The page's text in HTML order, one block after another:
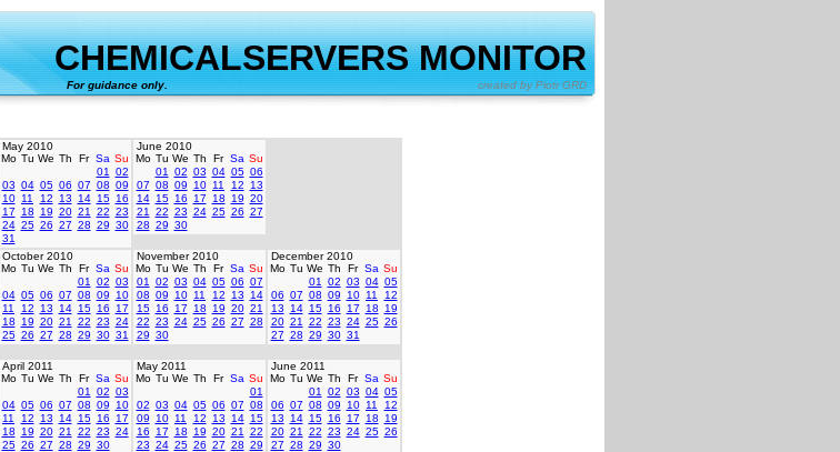
CHEMICALSERVERS MONITOR
For guidance only.created by Piotr GRD
May 2010
Mo Tu We Th Fr Sa Su
01
02
03 04 05 06 07 08 09
10 11 12 13 14 15 16
17
18 19 20 21 22 23
24 25 26 27 28 29 30
31
June 2010
Mo Tu We Th Fr Sa Su
01
02 03 04 05 06
07 08 09 10 11 12
13
14 15 16 17 18 19 20
21
22 23 24 25 26 27
28 29 30
October 2010
Mo Tu We Th Fr Sa Su
01
02 03
04 05 06 07 08 09
10
11
12 13 14 15 16
17
18
19 20 21 22 23 24
25 26 27 28 29 30 31
November 2010
Mo Tu We Th Fr Sa Su
01
02 03 04 05 06 07
08 09 10 11 12 13
14
15 16 17 18 19 20 21
22 23 24 25 26 27 28
29 30
December 2010
Mo Tu We Th Fr Sa Su
01
02 03 04 05
06 07 08 09 10 11
12
13
14 15 16 17 18
19
20 21 22 23 24 25 26
27 28 29 30 31
April 2011
Mo Tu We Th Fr Sa Su
01
02 03
04 05 06 07 08 09
10
11
12 13 14 15 16
17
18
19 20 21 22 23 24
25 26 27 28 29 30
May 2011
Mo Tu We Th Fr Sa Su
01
02 03 04 05 06 07 08
09
10 11 12 13 14 15
16
17 18 19 20 21
22
23 24 25 26 27 28 29
June 2011
Mo Tu We Th Fr Sa Su
01
02 03 04 05
06 07 08 09 10 11
12
13
14 15 16 17 18
19
20 21 22 23 24 25 26
27 28 29 30